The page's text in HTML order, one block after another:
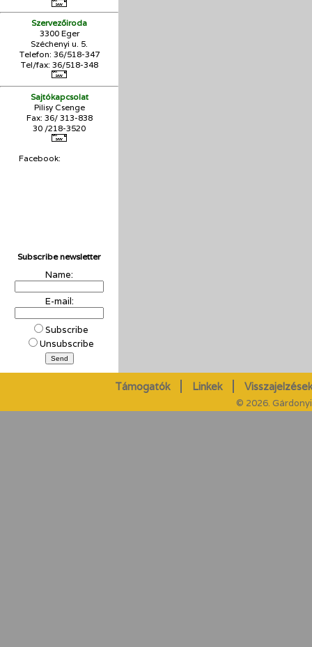
Szervezőiroda
3300 Eger
Széchenyi u. 5.
Telefon: 36/518-347
Tel/fax: 36/518-348
Sajtókapcsolat
Pilisy Csenge
Fax: 36/ 313-838
30 /218-3520
Facebook:
Subscribe newsletter
Name:
E-mail:
Subscribe
Unsubscribe
Támogatók Linkek
© 2026.